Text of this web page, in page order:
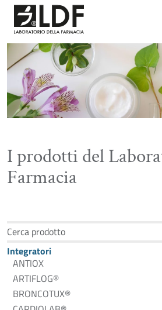
I prodotti del
Farmacia
Cerca prodotto
Integratori
ANTIOX
ARTIFLOG®
BRONCOTUX®